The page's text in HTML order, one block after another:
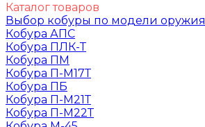
Каталог товаров
Выбор кобуры по модели оружия
Кобура АПС
Кобура ПЛК-Т
Кобура ПМ
Кобура П-М17Т
Кобура ПБ
Кобура П-М21Т
Кобура П-М22Т